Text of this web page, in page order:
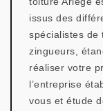
issus des
spécialistes de
zingueurs,
réaliser votre
l’entreprise
vous et étude